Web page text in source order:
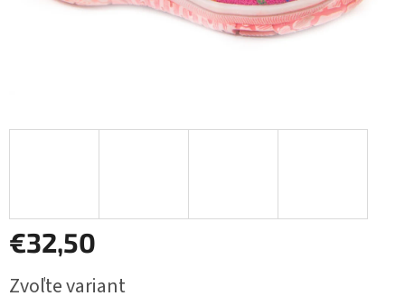
€32,50
cena:
Zvoľte variant